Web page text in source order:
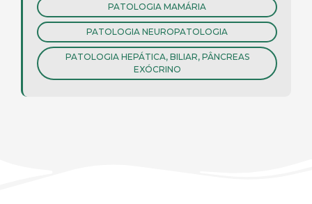
PATOLOGIA MAMÁRIA
PATOLOGIA NEUROPATOLOGIA
PATOLOGIA HEPÁTICA, BILIAR, PÂNCREAS
EXÓCRINO